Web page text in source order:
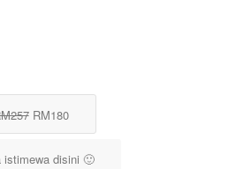
RM180
istimewa disini 🙂